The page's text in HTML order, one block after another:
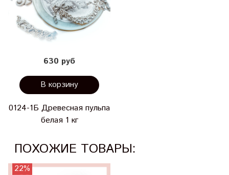
630 руб
В корзину
0124-1Б Древесная пульпа
белая 1 кг
ПОХОЖИЕ ТОВАРЫ:
22%